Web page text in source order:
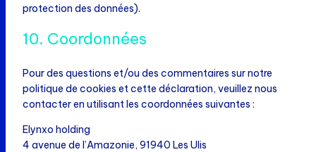
protection des données).
10. Coordonnées
Pour des questions et/ou des commentaires sur notre
politique de cookies et cette déclaration, veuillez nous
contacter en utilisant les coordonnées suivantes :
Elynxo holding
4 avenue de l’Amazonie, 91940 Les Ulis